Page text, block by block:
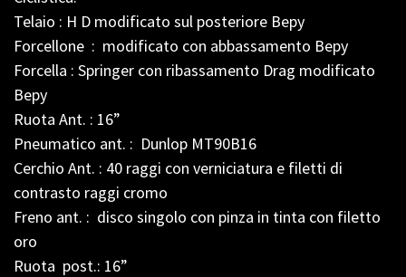
Telaio : H D modificato sul posteriore Bepy
Forcellone : modificato con abbassamento Bepy
Forcella : Springer con ribassamento Drag modificato
Bepy
Ruota Ant. : 16”
Pneumatico ant. : Dunlop MT90B16
Cerchio Ant. : 40 raggi con verniciatura e filetti di
contrasto raggi cromo
Freno ant. : disco singolo con pinza in tinta con filetto
oro
Ruota post.: 16”